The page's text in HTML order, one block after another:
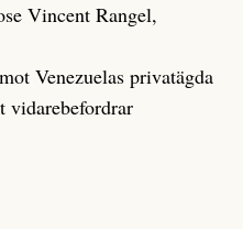
Vincent Rangel,
Venezuelas privatägda
vidarebefordrar